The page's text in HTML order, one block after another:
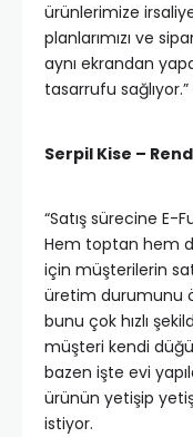
ürünlerimize
planlarımızı ve
aynı ekrandan
tasarrufu sağlıyor.”
Serpil Kise –
“Satış sürecine E-
Hem toptan hem
için müşterilerin
üretim durumunu
bunu çok hızlı
müşteri kendi
bazen işte evi
ürünün yetişip
istiyor.